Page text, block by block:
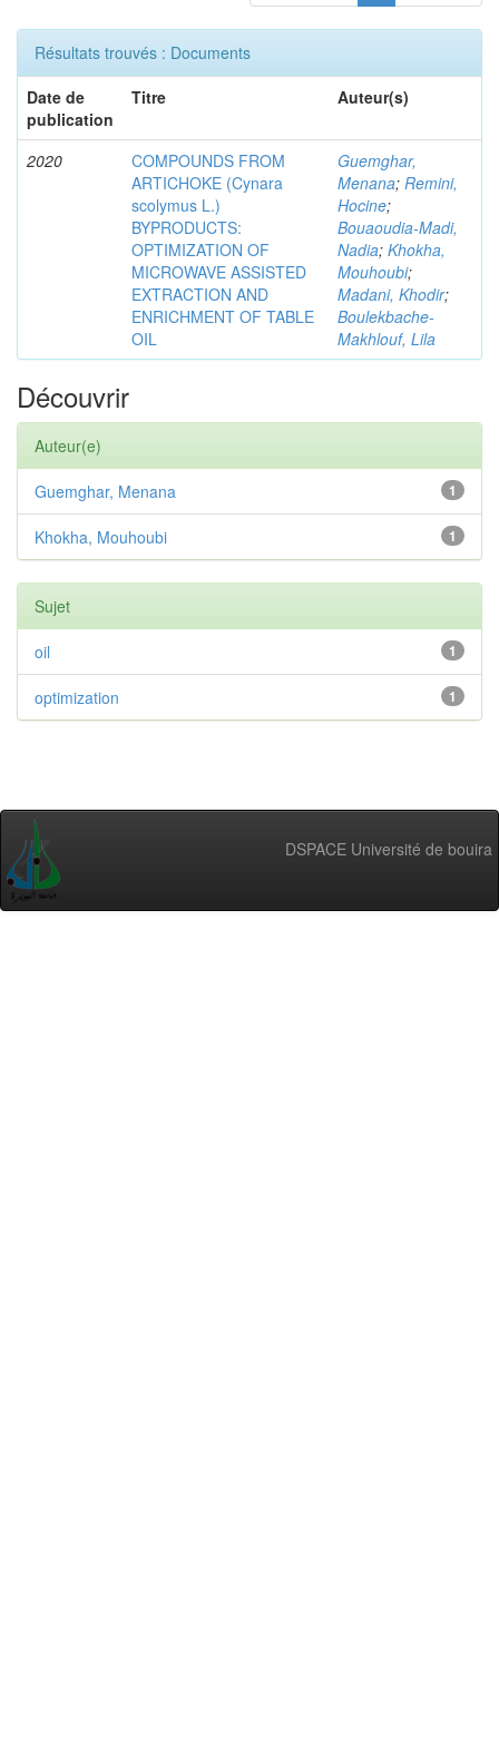
Résultats trouvés : Documents
Date de
publication
Titre Auteur(s)
2020
COMPOUNDS FROM
ARTICHOKE (Cynara
scolymus L.)
BYPRODUCTS:
OPTIMIZATION OF
MICROWAVE ASSISTED
EXTRACTION AND
ENRICHMENT OF TABLE
OIL
Guemghar,
Menana; Remini,
Hocine;
Bouaoudia-Madi,
Nadia; Khokha,
Mouhoubi;
Madani, Khodir;
Boulekbache-
Makhlouf, Lila
Découvrir
Auteur(e)
1
Guemghar, Menana
1
Khokha, Mouhoubi
Sujet
1
oil
1
optimization
DSPACE Université de bouira